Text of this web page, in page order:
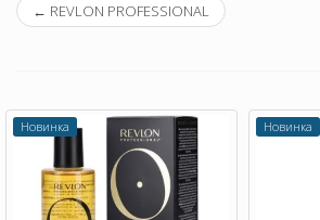
← REVLON PROFESSIONAL
Новинка Новинка